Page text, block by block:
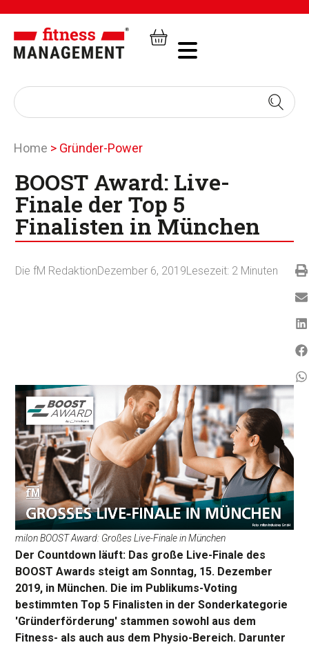
Home > Gründer-Power
BOOST Award: Live-
Finale der Top 5
Finalisten in München
Die fM RedaktionDezember 6, 2019Lesezeit: 2 Minuten
milon BOOST Award: Großes Live-Finale in München
Der Countdown läuft: Das große Live-Finale des
BOOST Awards steigt am Sonntag, 15. Dezember
2019, in München. Die im Publikums-Voting
bestimmten Top 5 Finalisten in der Sonderkategorie
'Gründerförderung' stammen sowohl aus dem
Fitness- als auch aus dem Physio-Bereich. Darunter